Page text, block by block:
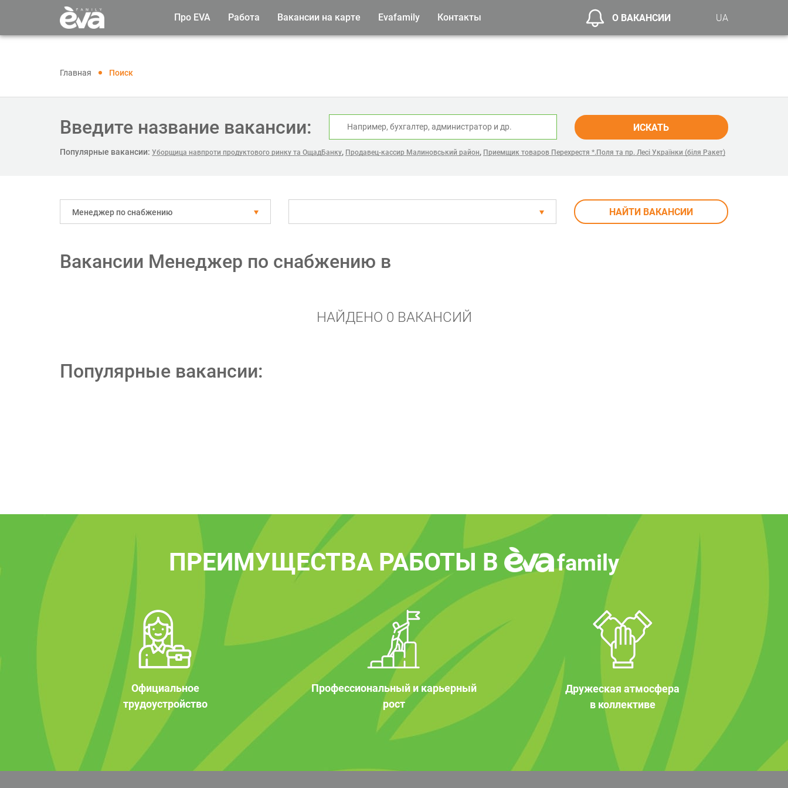
Про EVA Работа Вакансии на карте Evafamily Контакты О ВАКАНСИИ UA
Главная Поиск
Введите название вакансии: ИСКАТЬ
Популярные вакансии: Уборщица навпроти продуктового ринку та ОщадБанку, Продавец-кассир Малиновський район, Приемщик товаров Перехрестя *.Поля та пр. Лесі Українки (біля Ракет)
Менеджер по снабжению НАЙТИ ВАКАНСИИ
Вакансии Менеджер по снабжению в
НАЙДЕНО 0 ВАКАНСИЙ
Популярные вакансии:
ПРЕИМУЩЕСТВА РАБОТЫ В family
Официальное
трудоустройство
Профессиональный и карьерный
рост
Дружеская атмосфера
в коллективе